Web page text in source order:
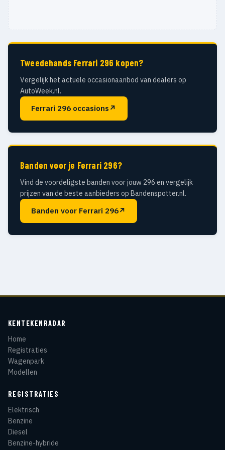
Tweedehands Ferrari 296 kopen?
Vergelijk het actuele occasionaanbod van dealers op
AutoWeek.nl.
Ferrari 296 occasions ↗
Banden voor je Ferrari 296?
Vind de voordeligste banden voor jouw 296 en vergelijk
prijzen van de beste aanbieders op Bandenspotter.nl.
Banden voor Ferrari 296↗
KENTEKENRADAR
Home
Registraties
Wagenpark
Modellen
REGISTRATIES
Elektrisch
Benzine
Diesel
Benzine-hybride